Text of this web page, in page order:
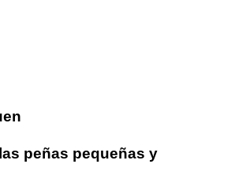
peñas pequeñas y